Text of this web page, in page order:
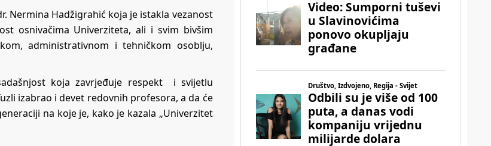
Nermina Hadžigrahić koja je istakla vezanost
osnivačima Univerziteta, ali i svim bivšim
administrativnom i tehničkom osoblju,
koja zavrjeđuje respekt i svijetlu
izabrao i devet redovnih profesora, a da će
na koje je, kako je kazala „Univerzitet